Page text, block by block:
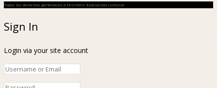
Todos los derechos pertenecen a Hislibris Asociación cultural
Sign In
Login via your site account